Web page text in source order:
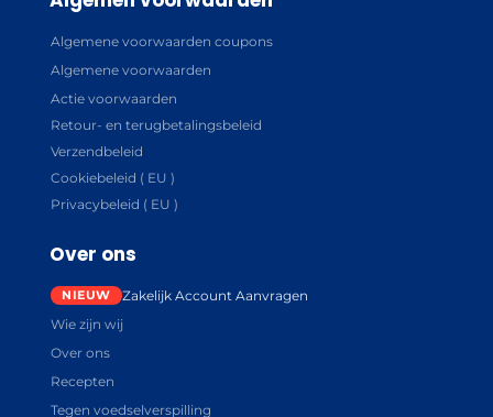
Algemene voorwaarden coupons
Algemene voorwaarden
Actie voorwaarden
Retour- en terugbetalingsbeleid
Verzendbeleid
Cookiebeleid ( EU )
Privacybeleid ( EU )
Over ons
Zakelijk Account Aanvragen
Wie zijn wij
Over ons
Recepten
Tegen voedselverspilling